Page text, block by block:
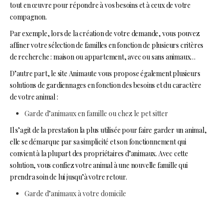
tout en œuvre pour répondre à vos besoins et à ceux de votre
compagnon.
Par exemple, lors de la création de votre demande, vous pouvez
affiner votre sélection de familles en fonction de plusieurs critères
de recherche : maison ou appartement, avec ou sans animaux…
D’autre part, le site Animaute vous propose également plusieurs
solutions de gardiennages en fonction des besoins et du caractère
de votre animal :
Garde d’animaux en famille ou chez le pet sitter
Il s’agit de la prestation la plus utilisée pour faire garder un animal,
elle se démarque par sa simplicité et son fonctionnement qui
convient à la plupart des propriétaires d’animaux. Avec cette
solution, vous confiez votre animal à une nouvelle famille qui
prendra soin de lui jusqu’à votre retour.
Garde d’animaux à votre domicile